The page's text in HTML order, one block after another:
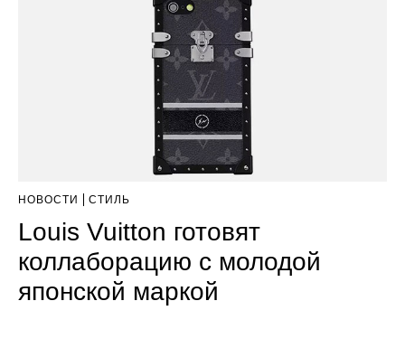
НОВОСТИ СТИЛЬ
Louis Vuitton готовят
коллаборацию с молодой
японской маркой